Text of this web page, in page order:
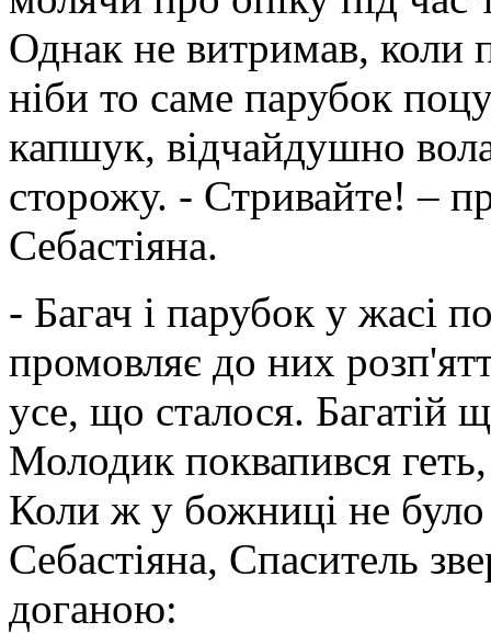
Однак не витримав, коли
ніби то саме парубок
капшук, відчайдушно
сторожу. - Стривайте! –
Себастіяна.
- Багач і парубок у жасі
промовляє до них
усе, що сталося. Багатій
Молодик поквапився
Коли ж у божниці не було
Себастіяна, Спаситель
доганою: